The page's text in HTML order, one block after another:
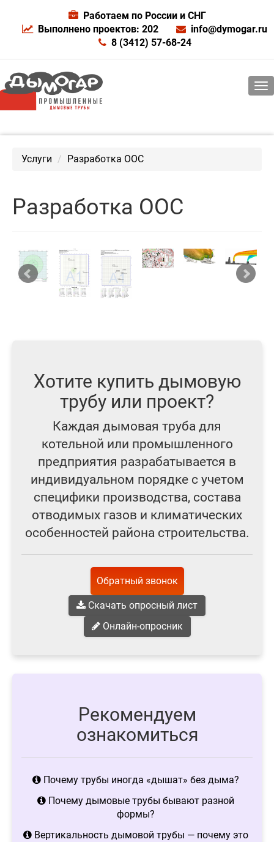
Работаем по России и СНГ
Выполнено проектов: 202
info@dymogar.ru
8 (3412) 57-68-24
Услуги Разработка ООС
Разработка ООС
Хотите купить дымовую
трубу или проект?
Каждая дымовая труба для
котельной или промышленного
предприятия разрабатывается в
индивидуальном порядке с учетом
специфики производства, состава
отводимых газов и климатических
особенностей района строительства.
Обратный звонок
Скачать опросный лист
Онлайн-опросник
Рекомендуем
ознакомиться
Почему трубы иногда «дышат» без дыма?
Почему дымовые трубы бывают разной
формы?
Вертикальность дымовой трубы — почему это